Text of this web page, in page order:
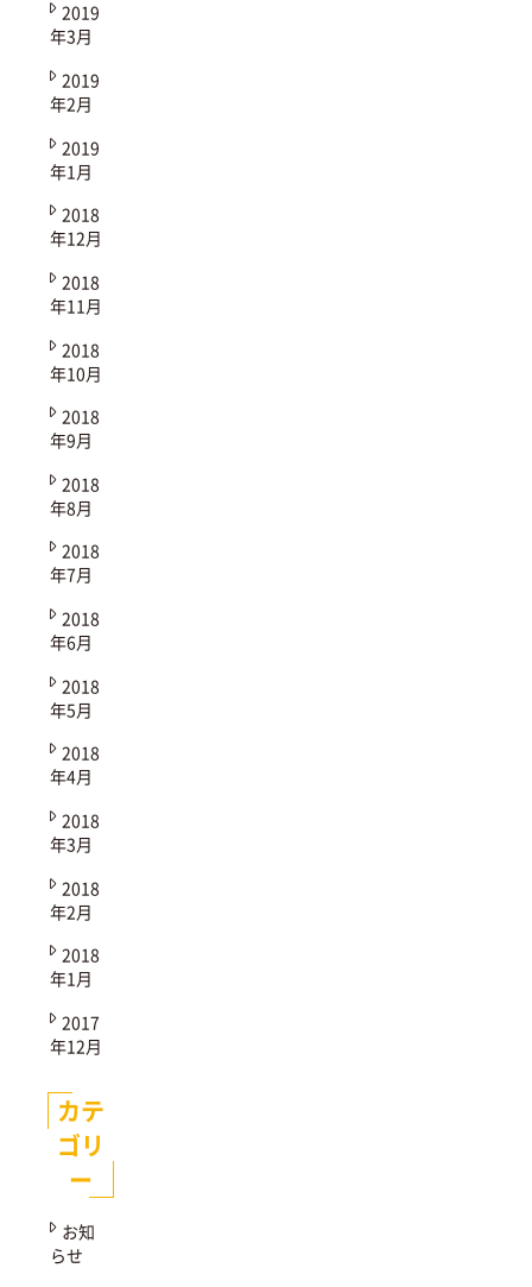
2019
年3月
2019
年2月
2019
年1月
2018
年12月
2018
年11月
2018
年10月
2018
年9月
2018
年8月
2018
年7月
2018
年6月
2018
年5月
2018
年4月
2018
年3月
2018
年2月
2018
年1月
2017
年12月
カテ
ゴリ
ー
お知
らせ